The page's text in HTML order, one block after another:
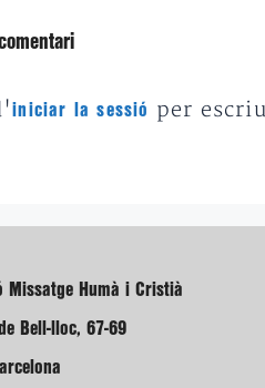
iniciar la sessió per
Missatge Humà i Cristià
Bell-lloc, 67-69